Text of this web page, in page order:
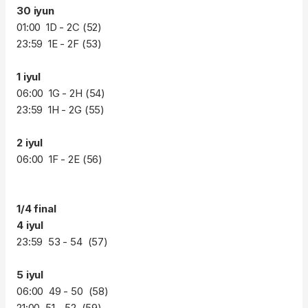
30 iyun
01:00 1D - 2C (52)
23:59 1E - 2F (53)
1 iyul
06:00 1G - 2H (54)
23:59 1H - 2G (55)
2 iyul
06:00 1F - 2E (56)
1/4 final
4 iyul
23:59 53 - 54 (57)
5 iyul
06:00 49 - 50 (58)